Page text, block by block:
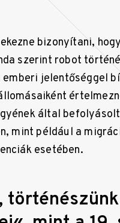
bizonyítani,
szerint robot
jelentőséggel
által
mint például a
esetében.